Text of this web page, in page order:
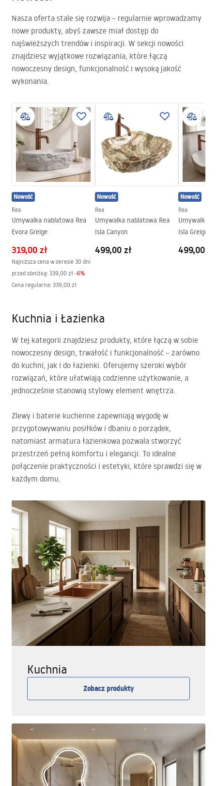
Nasza oferta stale się rozwija – regularnie wprowadzamy
nowe produkty, abyś zawsze miał dostęp do
najświeższych trendów i inspiracji. W sekcji nowości
znajdziesz wyjątkowe rozwiązania, które łączą
nowoczesny design, funkcjonalność i wysoką jakość
wykonania.
Nowość
Rea
Umywalka nablatowa Rea
Evora Greige
319,00 zł
Najniższa cena w okresie 30 dni
przed obniżką: 339,00 zł -6%
Cena regularna: 339,00 zł
Nowość
Rea
Umywalka nablatowa Rea
Isla Canyon
499,00 zł
Nowość
Rea
Umywalka
Isla Greige
499,00 zł
Kuchnia i Łazienka
W tej kategorii znajdziesz produkty, które łączą w sobie
nowoczesny design, trwałość i funkcjonalność – zarówno
do kuchni, jak i do łazienki. Oferujemy szeroki wybór
rozwiązań, które ułatwiają codzienne użytkowanie, a
jednocześnie stanowią stylowy element wnętrza.
Zlewy i baterie kuchenne zapewniają wygodę w
przygotowywaniu posiłków i dbaniu o porządek,
natomiast armatura łazienkowa pozwala stworzyć
przestrzeń pełną komfortu i elegancji. To idealne
połączenie praktyczności i estetyki, które sprawdzi się w
każdym domu.
Kuchnia
Zobacz produkty